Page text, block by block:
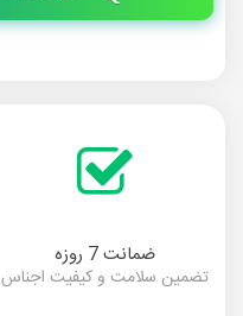
ضمانت 7 روزه
تضمین سلامت و کیفیت اجناس